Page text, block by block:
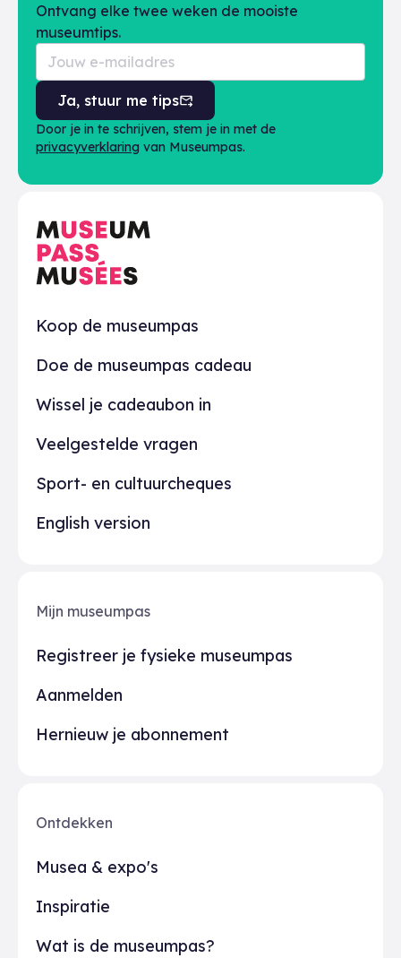
Praktisch
Koop de museumpas
Doe de museumpas cadeau
Wissel je cadeaubon in
Veelgestelde vragen
Sport- en cultuurcheques
English version
Ontvang elke twee weken de mooiste
museumtips.
Ja, stuur me tips
Door je in te schrijven, stem je in met de
privacyverklaring van Museumpas.
Ontdekken
Musea & expo's
Inspiratie
Wat is de museumpas?
Mijn museumpas
Registreer je fysieke museumpas
Aanmelden
Hernieuw je abonnement